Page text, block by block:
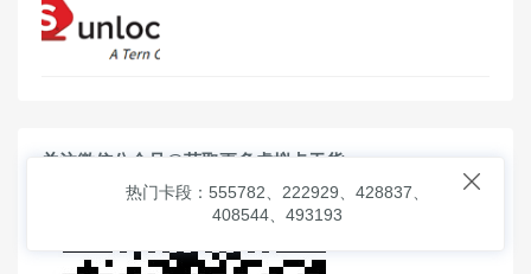
关注微信公众号@获取更多虚拟卡干货

热门卡段：555782、222929、428837、
408544、493193